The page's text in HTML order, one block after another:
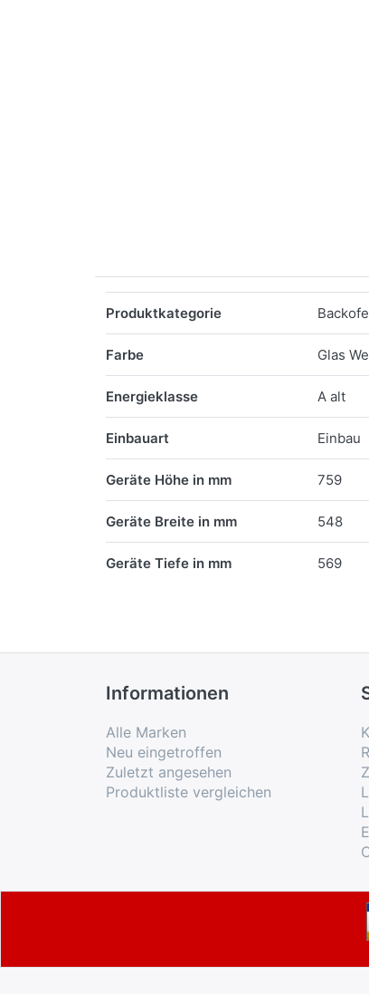
Produktkategorie
Farbe Glas
Energieklasse A alt
Einbauart Einbau
Geräte Höhe in mm 759
Geräte Breite in mm 548
Geräte Tiefe in mm 569
Informationen
Alle Marken
Neu eingetroffen
Zuletzt angesehen
Produktliste vergleichen